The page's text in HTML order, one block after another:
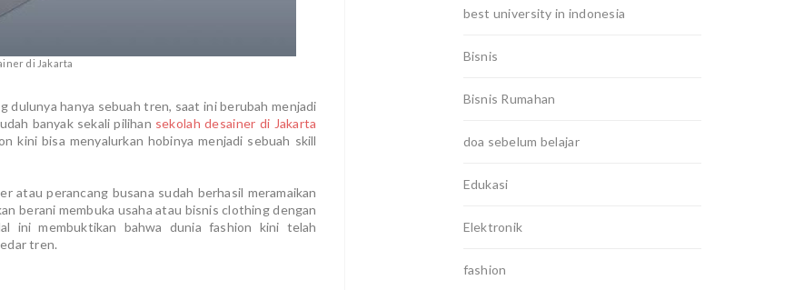
di Jakarta
dulunya hanya sebuah tren, saat ini berubah menjadi
banyak sekali pilihan sekolah desainer di Jakarta
kini bisa menyalurkan hobinya menjadi sebuah skill
atau perancang busana sudah berhasil meramaikan
berani membuka usaha atau bisnis clothing dengan
ini membuktikan bahwa dunia fashion kini telah
tren.
best university in indonesia
Bisnis
Bisnis Rumahan
doa sebelum belajar
Edukasi
Elektronik
fashion